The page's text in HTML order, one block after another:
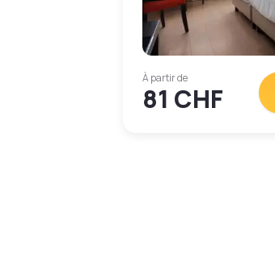
À partir de
81 CHF